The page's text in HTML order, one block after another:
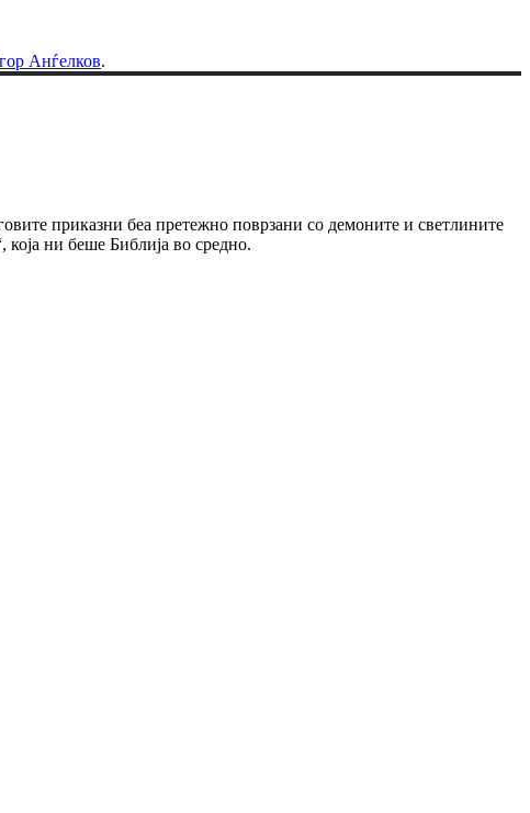
Анѓелков.
приказни беа претежно поврзани со демоните и светлините
ни беше Библија во средно.